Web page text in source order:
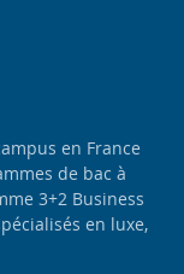
en France
de bac à
3+2 Business
en luxe,